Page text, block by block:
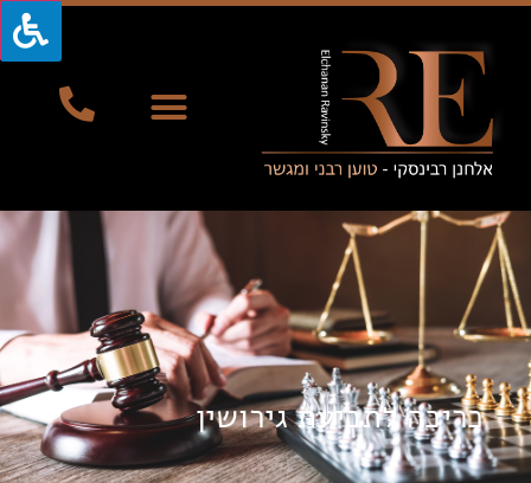
כריכה לתביעת גירושין